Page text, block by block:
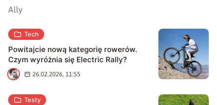
Ally
Tech
Powitajcie nową kategorię rowerów.
Czym wyróżnia się Electric Rally?
M
26.02.2026, 11:55
Testy